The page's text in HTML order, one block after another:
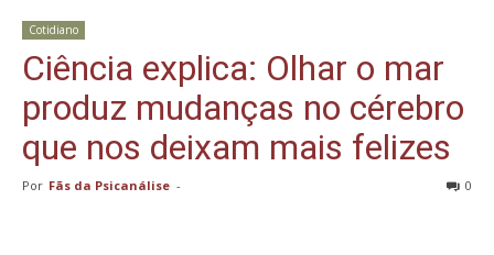
Cotidiano
Ciência explica: Olhar o mar
produz mudanças no cérebro
que nos deixam mais felizes
Por Fãs da Psicanálise - 0